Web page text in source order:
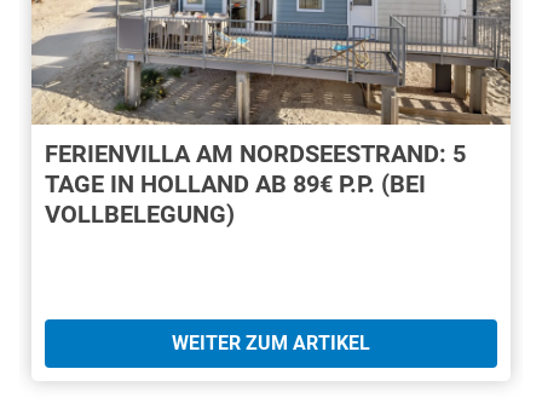
FERIENVILLA AM NORDSEESTRAND: 5
TAGE IN HOLLAND AB 89€ P.P. (BEI
VOLLBELEGUNG)
WEITER ZUM ARTIKEL